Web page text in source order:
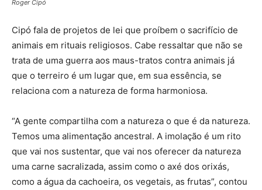
Roger Cipó
Cipó fala de projetos de lei que proíbem o sacrifício de
animais em rituais religiosos. Cabe ressaltar que não se
trata de uma guerra aos maus-tratos contra animais já
que o terreiro é um lugar que, em sua essência, se
relaciona com a natureza de forma harmoniosa.
“A gente compartilha com a natureza o que é da natureza.
Temos uma alimentação ancestral. A imolação é um rito
que vai nos sustentar, que vai nos oferecer da natureza
uma carne sacralizada, assim como o axé dos orixás,
como a água da cachoeira, os vegetais, as frutas”, contou